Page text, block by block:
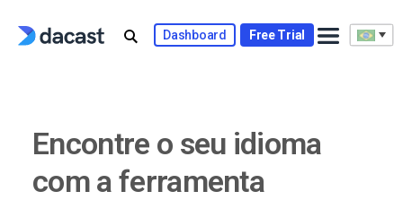
Dashboard Free Trial
Encontre o seu idioma
com a ferramenta